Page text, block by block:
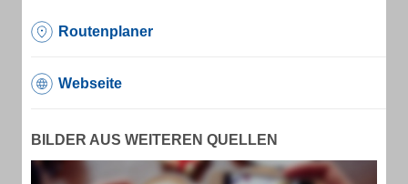
Routenplaner
Webseite
BILDER AUS WEITEREN QUELLEN